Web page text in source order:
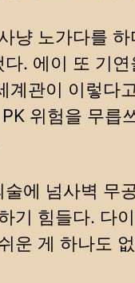
냥 노가다를
. 에이 또 기
계관이 이렇다
위험을 무릅
에 넘사벽 무
기 힘들다. 다
운 게 하나도